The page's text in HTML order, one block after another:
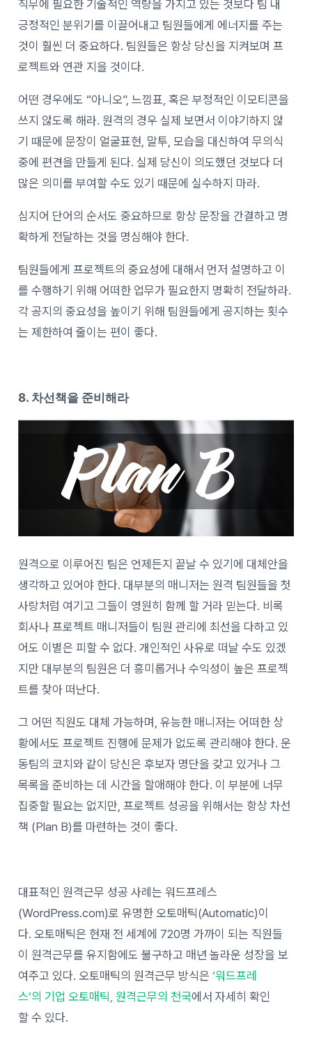
직무에 필요한 기술적인 역량을 가지고 있는 것보다 팀 내
긍정적인 분위기를 이끌어내고 팀원들에게 에너지를 주는
것이 훨씬 더 중요하다. 팀원들은 항상 당신을 지켜보며 프
로젝트와 연관 지을 것이다.
어떤 경우에도 “아니오”, 느낌표, 혹은 부정적인 이모티콘을
쓰지 않도록 해라. 원격의 경우 실제 보면서 이야기하지 않
기 때문에 문장이 얼굴표현, 말투, 모습을 대신하여 무의식
중에 편견을 만들게 된다. 실제 당신이 의도했던 것보다 더
많은 의미를 부여할 수도 있기 때문에 실수하지 마라.
심지어 단어의 순서도 중요하므로 항상 문장을 간결하고 명
확하게 전달하는 것을 명심해야 한다.
팀원들에게 프로젝트의 중요성에 대해서 먼저 설명하고 이
를 수행하기 위해 어떠한 업무가 필요한지 명확히 전달하라.
각 공지의 중요성을 높이기 위해 팀원들에게 공지하는 횟수
는 제한하여 줄이는 편이 좋다.
8. 차선책을 준비해라
원격으로 이루어진 팀은 언제든지 끝날 수 있기에 대체안을
생각하고 있어야 한다. 대부분의 매니저는 원격 팀원들을 첫
사랑처럼 여기고 그들이 영원히 함께 할 거라 믿는다. 비록
회사나 프로젝트 매니저들이 팀원 관리에 최선을 다하고 있
어도 이별은 피할 수 없다. 개인적인 사유로 떠날 수도 있겠
지만 대부분의 팀원은 더 흥미롭거나 수익성이 높은 프로젝
트를 찾아 떠난다.
그 어떤 직원도 대체 가능하며, 유능한 매니저는 어떠한 상
황에서도 프로젝트 진행에 문제가 없도록 관리해야 한다. 운
동팀의 코치와 같이 당신은 후보자 명단을 갖고 있거나 그
목록을 준비하는 데 시간을 할애해야 한다. 이 부분에 너무
집중할 필요는 없지만, 프로젝트 성공을 위해서는 항상 차선
책 (Plan B)를 마련하는 것이 좋다.
대표적인 원격근무 성공 사례는 워드프레스
(WordPress.com)로 유명한 오토매틱(Automatic)이
다. 오토매틱은 현재 전 세계에 720명 가까이 되는 직원들
이 원격근무를 유지함에도 불구하고 매년 놀라운 성장을 보
여주고 있다. 오토매틱의 원격근무 방식은‘워드프레
스’의 기업 오토매틱, 원격근무의 천국에서 자세히 확인
할 수 있다.